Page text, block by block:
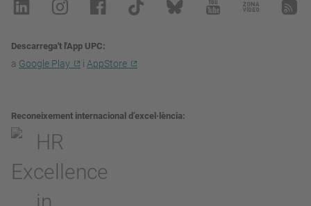
Descarrega't l'App UPC
a Google Play i AppStore
Reconeixement internacional d’excel·lència